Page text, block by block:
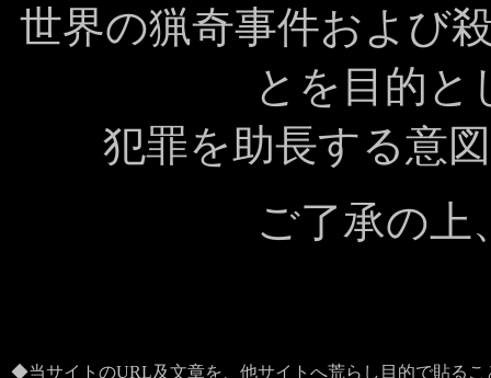
世界の猟奇事件および
とを目的と
犯罪を助長する意
ご了承の上
◆当サイトのURL及文章を、他サイトへ荒らし目的で貼るこ